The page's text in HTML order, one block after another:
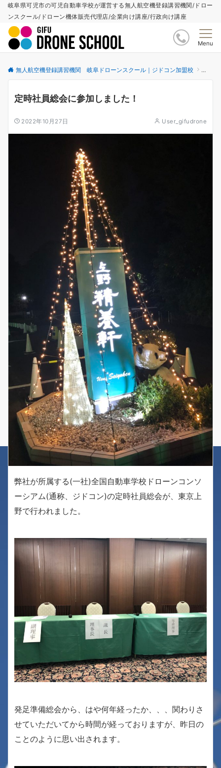
岐阜県可児市の可児自動車学校が運営する無人航空機登録講習機関/ドロー
ンスクール/ドローン機体販売代理店/企業向け講座/行政向け講座
Menu
無人航空機登録講習機関 岐阜ドローンスクール｜ジドコン加盟校 更新
定時社員総会に参加しました！
2022年10月27日 User_gifudrone
弊社が所属する(一社)全国自動車学校ドローンコンソ
ーシアム(通称、ジドコン)の定時社員総会が、東京上
野で行われました。
発足準備総会から、はや何年経ったか、、、関わりさ
せていただいてから時間が経っておりますが、昨日の
ことのように思い出されます。